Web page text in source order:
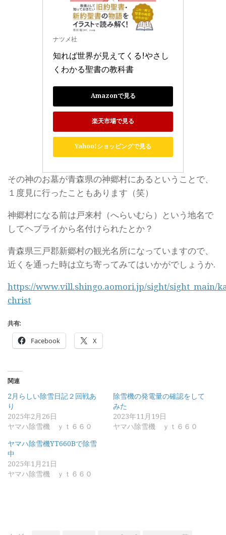
ナツメ社
知れば世界が見えてくる!やさし
くわかる聖書の教科書
Amazonで見る
楽天市場で見る
Yahoo!ショッピングで見る
その神のお墓が青森県の神郷村にあるということで、
１度見に行ったこともあります（笑）
神郷村になる前は戸来村（へらいむら）という地名で
してヘブライから名付けられたとか？
青森県三戸郡新郷村の観光名所になっていますので、
近くを通った時は立ち寄ってみてはいかがでしょうか.
https://www.vill.shingo.aomori.jp/sight/sight_main/
christ
共有:
Facebook X
関連
2月らしい除雪日記２回戦あ
り
2025年2月26日
ヤマハ除雪機 ｙｔ６６０
除雪機の発電量の確認をして
みた
2023年11月19日
ヤマハ除雪機 ｙｔ６６０
ヤマハ除雪機YT660Bで除雪
中
2025年1月21日
ヤマハ除雪機 ｙｔ６６０